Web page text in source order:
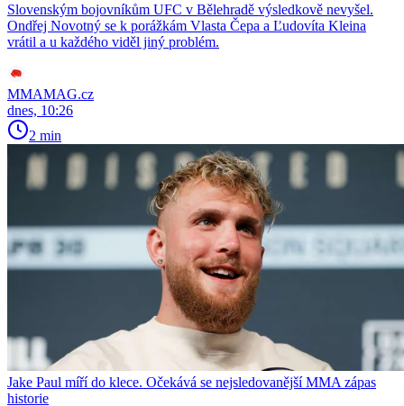
Slovenským bojovníkům UFC v Bělehradě výsledkově nevyšel.
Ondřej Novotný se k porážkám Vlasta Čepa a Ľudovíta Kleina
vrátil a u každého viděl jiný problém.
MMAMAG.cz
dnes, 10:26
2 min
Jake Paul míří do klece. Očekává se nejsledovanější MMA zápas
historie